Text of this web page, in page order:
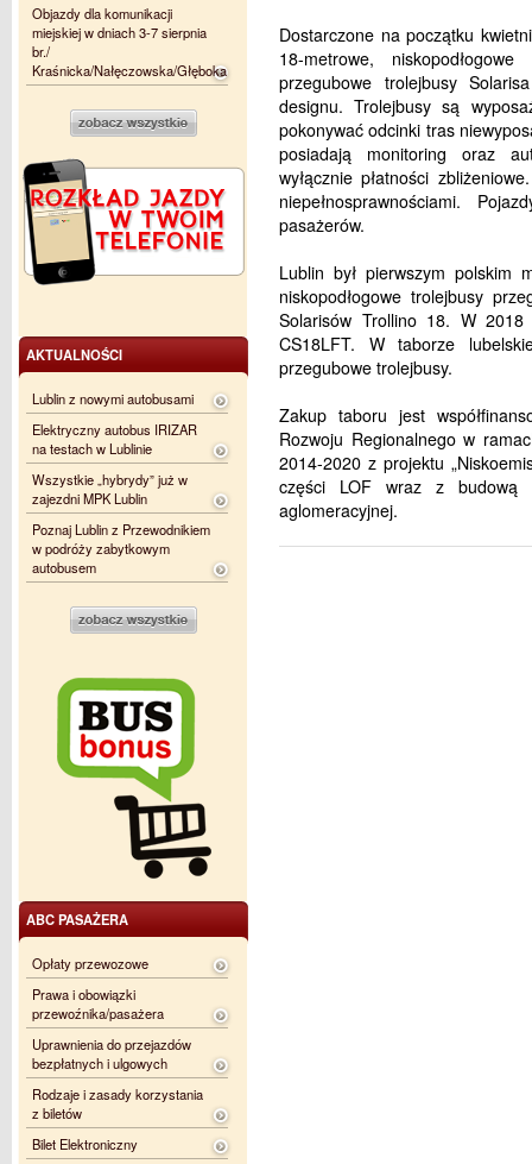
Dostarczone na początku
18-metrowe,
przegubowe trolejbusy
designu. Trolejbusy są
pokonywać odcinki tras
posiadają monitoring oraz
wyłącznie płatności
niepełnosprawnościami.
pasażerów.
Lublin był pierwszym polskim
niskopodłogowe trolejbusy
Solarisów Trollino 18. W
CS18LFT. W taborze
przegubowe trolejbusy.
Zakup taboru jest
Rozwoju Regionalnego w
2014-2020 z projektu
części LOF wraz z budową
aglomeracyjnej.
Objazdy dla komunikacji
miejskiej w dniach 3-7 sierpnia
br./
Kraśnicka/Nałęczowska/Głęboka
AKTUALNOŚCI
Lublin z nowymi autobusami
Elektryczny autobus IRIZAR
na testach w Lublinie
Wszystkie „hybrydy” już w
zajezdni MPK Lublin
Poznaj Lublin z Przewodnikiem
w podróży zabytkowym
autobusem
ABC PASAŻERA
Opłaty przewozowe
Prawa i obowiązki
przewoźnika/pasażera
Uprawnienia do przejazdów
bezpłatnych i ulgowych
Rodzaje i zasady korzystania
z biletów
Bilet Elektroniczny